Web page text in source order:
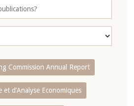
Commission Annual Report
et d’Analyse Economiques